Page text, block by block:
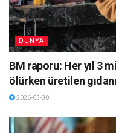
DÜNYA
BM raporu: Her yıl 3
ölürken üretilen
2026-03-30